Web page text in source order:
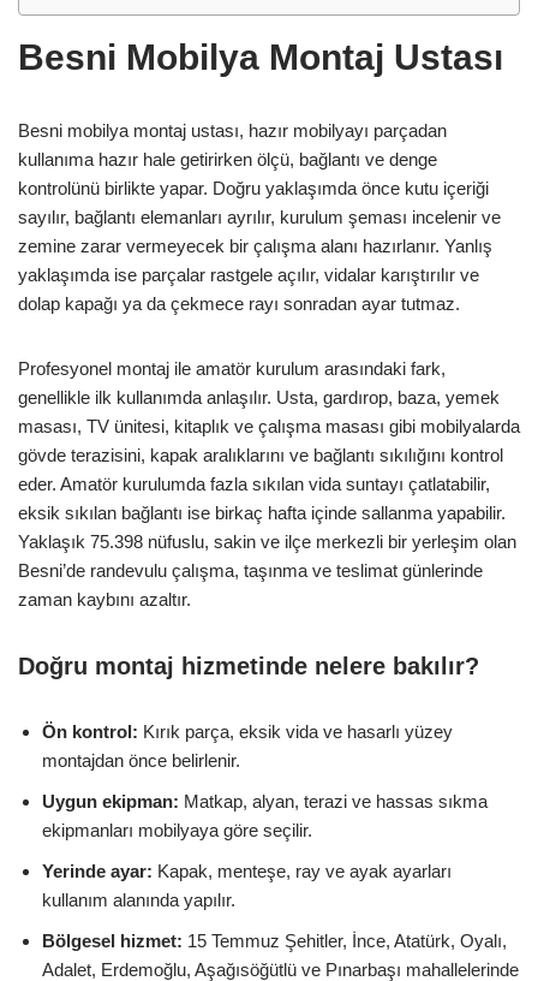
Besni Mobilya Montaj Ustası
Besni mobilya montaj ustası, hazır mobilyayı parçadan
kullanıma hazır hale getirirken ölçü, bağlantı ve denge
kontrolünü birlikte yapar. Doğru yaklaşımda önce kutu içeriği
sayılır, bağlantı elemanları ayrılır, kurulum şeması incelenir ve
zemine zarar vermeyecek bir çalışma alanı hazırlanır. Yanlış
yaklaşımda ise parçalar rastgele açılır, vidalar karıştırılır ve
dolap kapağı ya da çekmece rayı sonradan ayar tutmaz.
Profesyonel montaj ile amatör kurulum arasındaki fark,
genellikle ilk kullanımda anlaşılır. Usta, gardırop, baza, yemek
masası, TV ünitesi, kitaplık ve çalışma masası gibi mobilyalarda
gövde terazisini, kapak aralıklarını ve bağlantı sıkılığını kontrol
eder. Amatör kurulumda fazla sıkılan vida suntayı çatlatabilir,
eksik sıkılan bağlantı ise birkaç hafta içinde sallanma yapabilir.
Yaklaşık 75.398 nüfuslu, sakin ve ilçe merkezli bir yerleşim olan
Besni’de randevulu çalışma, taşınma ve teslimat günlerinde
zaman kaybını azaltır.
Doğru montaj hizmetinde nelere bakılır?
Ön kontrol: Kırık parça, eksik vida ve hasarlı yüzey
montajdan önce belirlenir.
Uygun ekipman: Matkap, alyan, terazi ve hassas sıkma
ekipmanları mobilyaya göre seçilir.
Yerinde ayar: Kapak, menteşe, ray ve ayak ayarları
kullanım alanında yapılır.
Bölgesel hizmet: 15 Temmuz Şehitler, İnce, Atatürk, Oyalı,
Adalet, Erdemoğlu, Aşağısöğütlü ve Pınarbaşı mahallelerinde